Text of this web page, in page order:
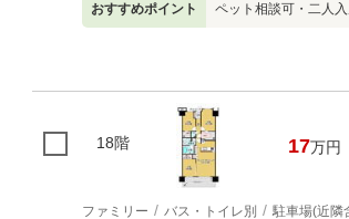
おすすめポイント ペット相談可・二人
18階 17万円
ファミリー バス・トイレ別 駐車場(近隣